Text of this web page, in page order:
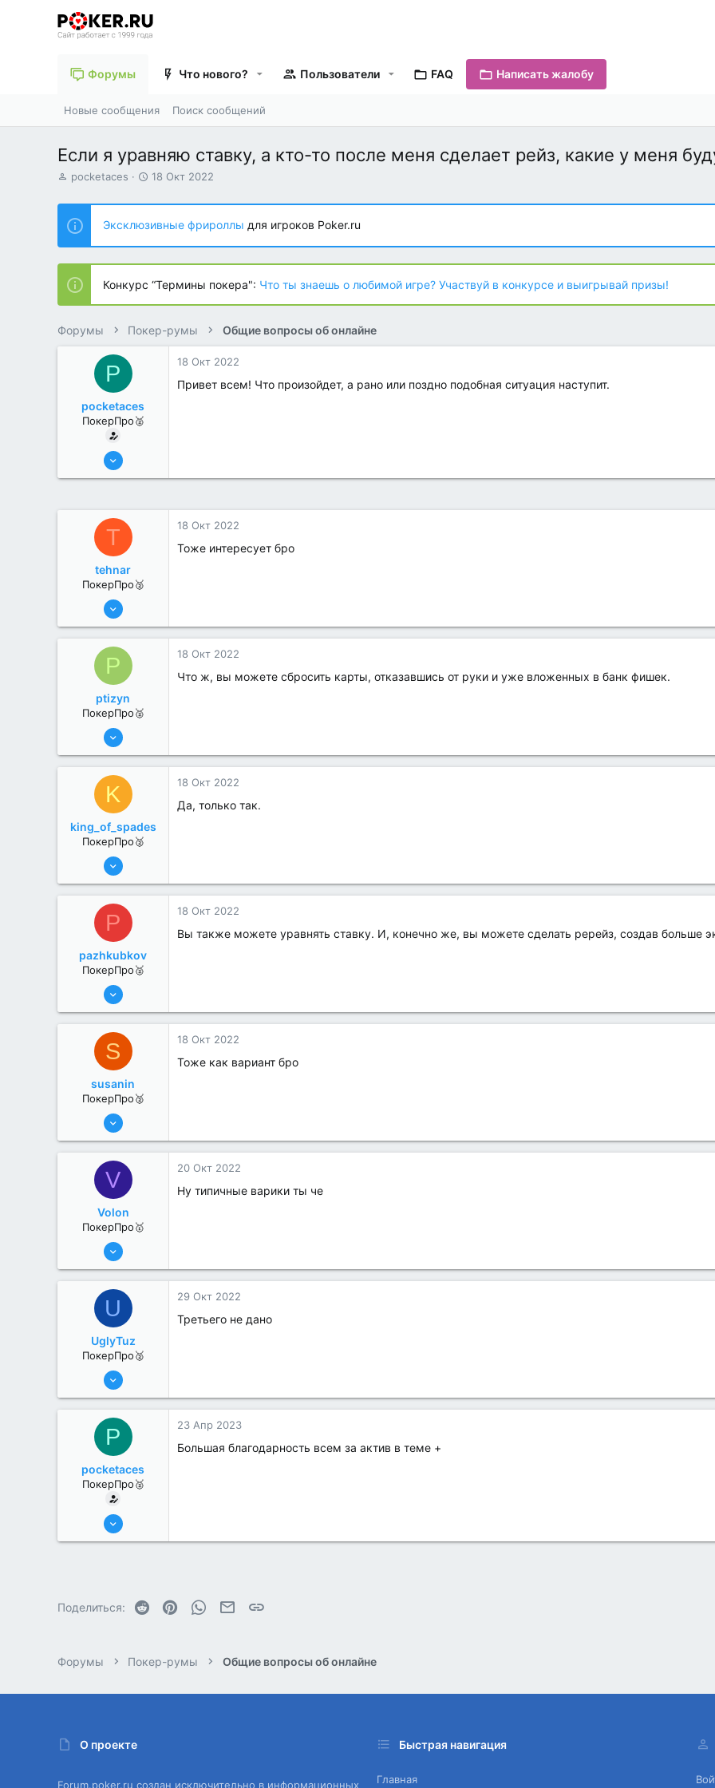
Форумы Что нового? Пользователи FAQ Написать жалобу
Новые сообщения Поиск сообщений
Если я уравняю ставку, а кто-то после меня сделает рейз, какие у меня
А
т
о
р
т
е
м
ы
pocketaces
Д
т
н
а
ч
а
18 Окт 2022
Эксклюзивные фрироллы для игроков Poker.ru
Конкурс “Термины покера": Что ты знаешь о любимой игре? Участвуй в конкурсе и выигрывай призы!
Форумы Покер-румы Общие вопросы об онлайне
P
pocketaces
ПокерПро🥈
6 Июн 2022
18 Окт 2022
Привет всем! Что произойдет, а рано или поздно подобная ситуация наступит.
T
tehnar
ПокерПро🥈
6 Июн 2022
1
18 Окт 2022
Тоже интересует бро
P
ptizyn
ПокерПро🥈
6 Июн 2022
0
18 Окт 2022
Что ж, вы можете сбросить карты, отказавшись от руки и уже вложенных в банк фишек.
K
king_of_spades
ПокерПро🥈
6 Июн 2022
0
18 Окт 2022
Да, только так.
P
pazhkubkov
ПокерПро🥈
6 Июн 2022
0
18 Окт 2022
Вы также можете уравнять ставку. И, конечно же, вы можете сделать ререйз, создав больше
S
susanin
ПокерПро🥈
6 Июн 2022
1
18 Окт 2022
Тоже как вариант бро
V
Volon
ПокерПро🥇
13 Июн 2022
0
20 Окт 2022
Ну типичные варики ты че
U
UglyTuz
ПокерПро🥈
13 Июн 2022
4
29 Окт 2022
Третьего не дано
P
pocketaces
ПокерПро🥈
6 Июн 2022
23 Апр 2023
Большая благодарность всем за актив в теме +
Поделиться: Reddit PinterestWhatsAppЭлектронная почта
Форумы Покер-румы Общие вопросы об онлайне
О проекте
Forum.poker.ru создан исключительно в информационных
Быстрая навигация
Главная